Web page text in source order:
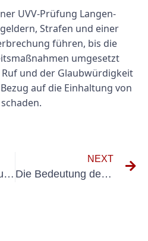
UVV-Prüfung Langen-
Strafen und einer
führen, bis die
umgesetzt
und der Glaubwürdigkeit
auf die Einhaltung von
Wichtige Überlegungen zur Durchführung der UVV-Prüfung an elektrischen Geräten
NEXT
Die Bedeutung der UVV-Prüfung im Sprachcoaching: Gewährleistung der Arbeitssicherheit